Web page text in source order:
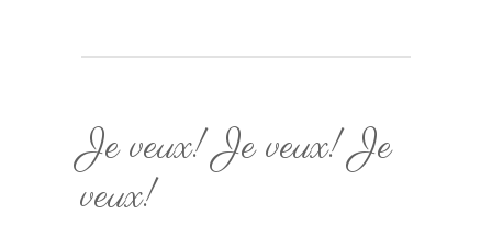
Je veux! Je veux! Je
veux!